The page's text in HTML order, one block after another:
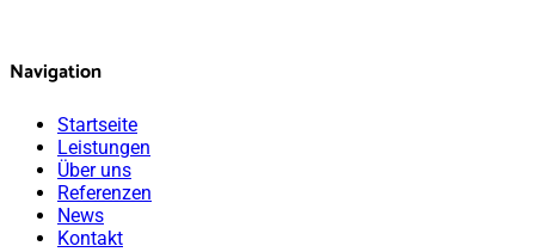
Navigation
Startseite
Leistungen
Über uns
Referenzen
News
Kontakt